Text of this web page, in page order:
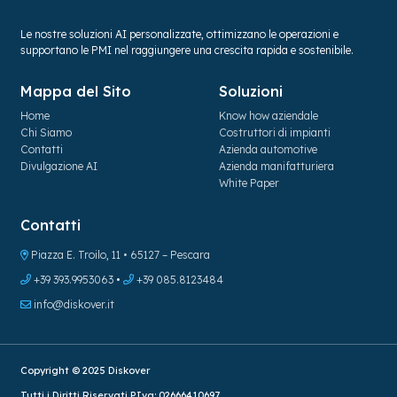
Le nostre soluzioni AI personalizzate, ottimizzano le operazioni e
supportano le PMI nel raggiungere una crescita rapida e sostenibile.
Mappa del Sito
Home
Chi Siamo
Contatti
Divulgazione AI
Soluzioni
Know how aziendale
Costruttori di impianti
Azienda automotive
Azienda manifatturiera
White Paper
Contatti
Piazza E. Troilo, 11 • 65127 – Pescara
+39 393.9953063•
+39 085.8123484
info@diskover.it
Copyright © 2025 Diskover